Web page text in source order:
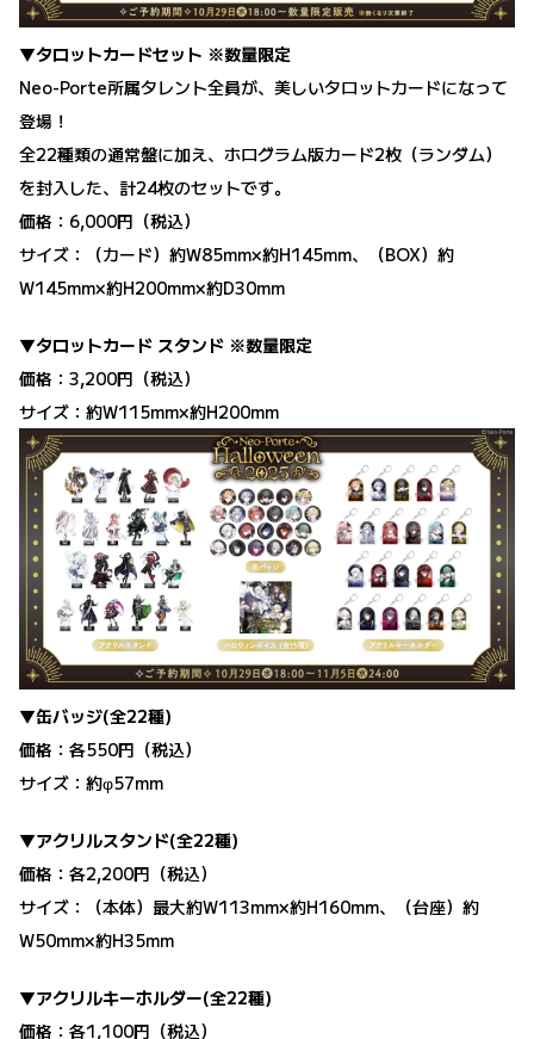
▼タロットカードセット ※数量限定
Neo-Porte所属タレント全員が、美しいタロットカードになって
登場！
全22種類の通常盤に加え、ホログラム版カード2枚（ランダム）
を封入した、計24枚のセットです。
価格：6,000円（税込）
サイズ：（カード）約W85mm×約H145mm、（BOX）約
W145mm×約H200mm×約D30mm
▼タロットカード スタンド ※数量限定
価格：3,200円（税込）
サイズ：約W115mm×約H200mm
▼缶バッジ(全22種)
価格：各550円（税込）
サイズ：約φ57mm
▼アクリルスタンド(全22種)
価格：各2,200円（税込）
サイズ：（本体）最大約W113mm×約H160mm、（台座）約
W50mm×約H35mm
▼アクリルキーホルダー(全22種)
価格：各1,100円（税込）